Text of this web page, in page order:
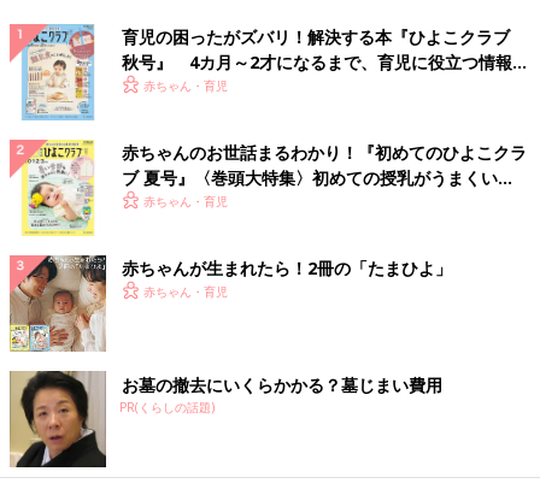
言い間違いや想定外の行動にビックリした出来事も
今ではいい思い出に
中学生と高校生に成長したお子さんを持つ、野々村友紀子さん。
お子さんが小さい頃を振り返っていただき、お子さんとの思い出
について語っていただきました。
「お子さんたちのエピソードは、どれもかわいらしいですね。2
人の子どもたちが小さかった頃を思い出して懐かしくなりまし
た。
うちの子どもは2歳違いだったので、小さい頃の子育ては本当に
大変でした。
下の子を抱っこしながら、上の子をおんぶというのが当たり前。
あと追いの時期は、トイレのドアを閉めると泣くので、変顔をし
たり、バイバイと手をふったり、ゆっくりトイレするのもままな
育児の困ったがズバリ！解決する本『ひよこクラブ
秋号』 4カ月～2才になるまで、育児に役立つ情報が
いっぱい！
赤ちゃん・育児
赤ちゃんのお世話まるわかり！『初めてのひよこクラ
ブ 夏号』〈巻頭大特集〉初めての授乳がうまくい
く！ おっぱい・ミルクの基本と夏のトラブル 解決テ
赤ちゃん・育児
赤ちゃんが生まれたら！2冊の「たまひよ」
赤ちゃん・育児
お墓の撤去にいくらかかる？墓じまい費用
PR(くらしの話題)